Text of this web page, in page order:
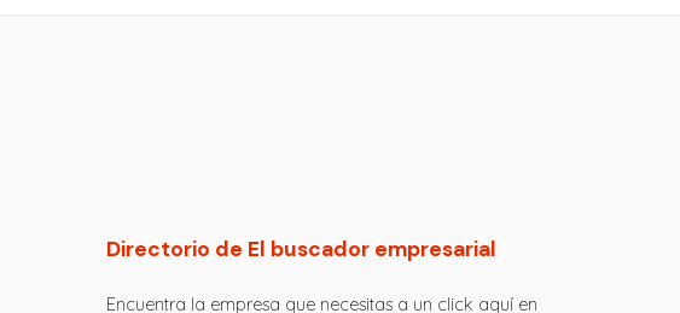
Directorio de El buscador empresarial
Encuentra la empresa que necesitas a un click aquí en